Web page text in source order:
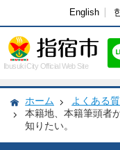
English
Ibusuki City Official Web Site
ホーム よくある
本籍地、本籍筆頭者
知りたい。